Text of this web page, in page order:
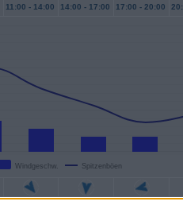
11:00 - 14:00 14:00 - 17:00 17:00 - 20:00
Windgeschw. Spitzenböen